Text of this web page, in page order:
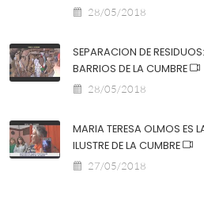
28/05/2018
SEPARACION DE
BARRIOS DE LA CUMBRE
28/05/2018
MARIA TERESA OLMOS ES
ILUSTRE DE LA CUMBRE
27/05/2018